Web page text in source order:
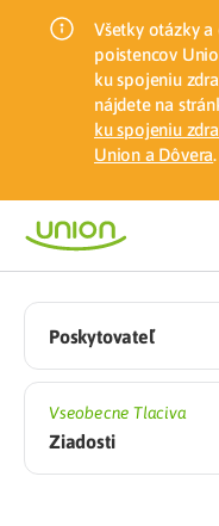
Všetky otázky
poistencov
ku spojeniu
nájdete na
ku spojeniu
Union a Dôvera.
Poskytovateľ
Vseobecne Tlaciva
Ziadosti